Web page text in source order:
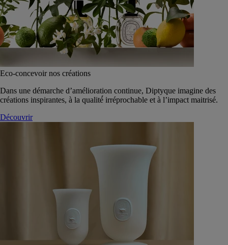
Eco-concevoir nos créations
Dans une démarche d’amélioration continue, Diptyque imagine des
créations inspirantes, à la qualité́ irréprochable et à l’impact maitrisé.
Découvrir